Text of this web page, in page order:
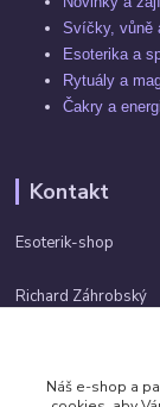
Svíčky, vůně
Esoterika a
Rytuály a
Čakry a
Kontakt
Esoterik-shop
Richard Záhrobský
info@esoterik-
Náš e-shop a